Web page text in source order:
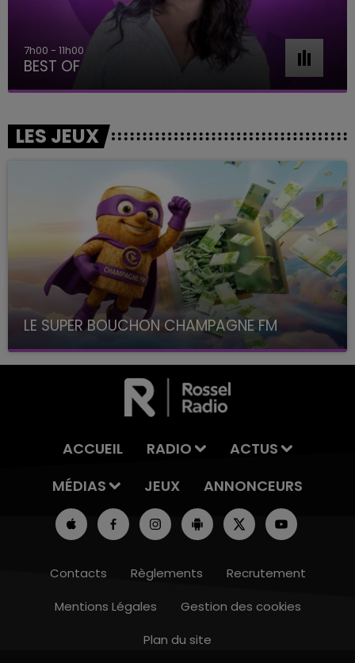
16h00 - 20h00
7h00 - 11h00
BEST OF
LES JEUX
LE SUPER BOUCHON CHAMPAGNE FM
avec La Famille Champagne FM, à 8H10
ACCUEIL RADIO
ACTUS
MÉDIAS
JEUX ANNONCEURS
Contacts Règlements
Recrutement
Mentions Légales
Gestion des cookies
Plan du site